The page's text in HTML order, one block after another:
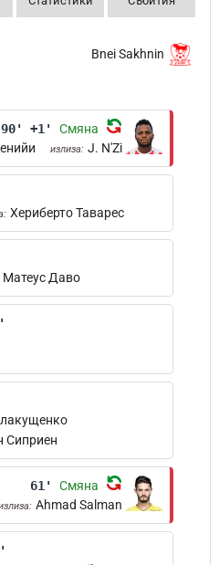
Bnei Sakhnin
90' +1' Смяна
излиза: J. N'Zi
Хериберто Таварес
Матеус Даво
Сиприен
61' Смяна
Ahmad Salman